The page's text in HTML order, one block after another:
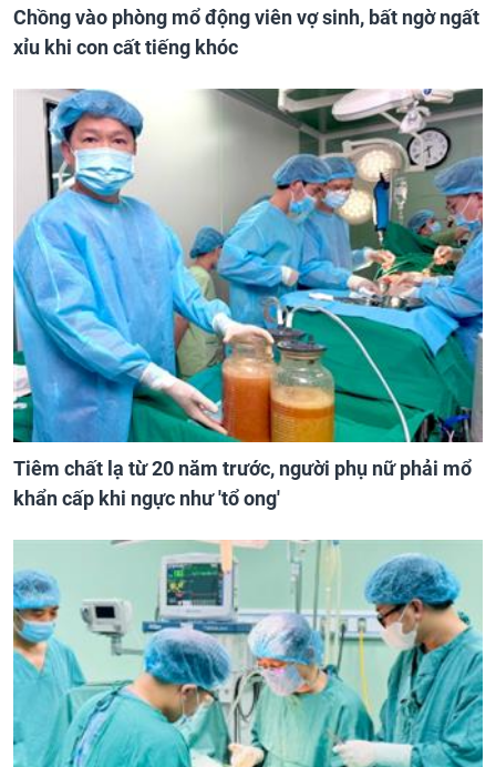
Chồng vào phòng mổ động viên vợ sinh, bất ngờ ngất
xỉu khi con cất tiếng khóc
Tiêm chất lạ từ 20 năm trước, người phụ nữ phải mổ
khẩn cấp khi ngực như 'tổ ong'